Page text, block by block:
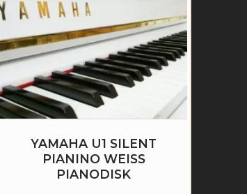
YAMAHA U1 SILENT
PIANINO WEISS P
IANODISK